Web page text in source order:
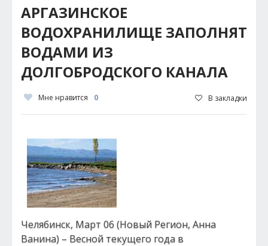
АРГАЗИНСКОЕ
ВОДОХРАНИЛИЩЕ ЗАПОЛНЯТ
ВОДАМИ ИЗ
ДОЛГОБРОДСКОГО КАНАЛА
Мне нравится 0 В закладки
Челябинск, Март 06 (Новый Регион, Анна
Ванина) – Весной текущего года в